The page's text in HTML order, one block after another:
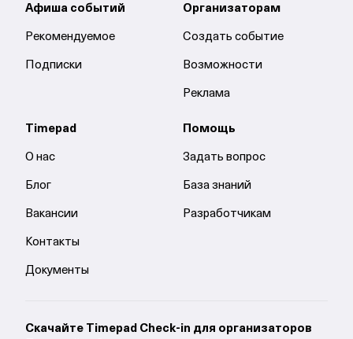
Афиша событий
Рекомендуемое
Подписки
Организаторам
Создать событие
Возможности
Реклама
Timepad
О нас
Блог
Вакансии
Контакты
Документы
Помощь
Задать вопрос
База знаний
Разработчикам
Cкачайте Timepad Check-in для организаторов